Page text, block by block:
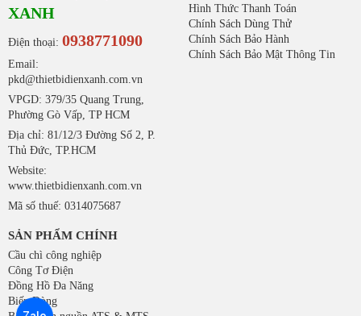
XANH
Điện thoại: 0938771090
Email:
pkd@thietbidienxanh.com.vn
VPGD: 379/35 Quang Trung,
Phường Gò Vấp, TP HCM
Địa chỉ: 81/12/3 Đường Số 2, P.
Thủ Đức, TP.HCM
Website:
www.thietbidienxanh.com.vn
Mã số thuế: 0314075687
Hình Thức Thanh Toán
Chính Sách Dùng Thử
Chính Sách Bảo Hành
Chính Sách Bảo Mật Thông Tin
SẢN PHẨM CHÍNH
Cầu chì công nghiệp
Công Tơ Điện
Đồng Hồ Đa Năng
Biến Dòng